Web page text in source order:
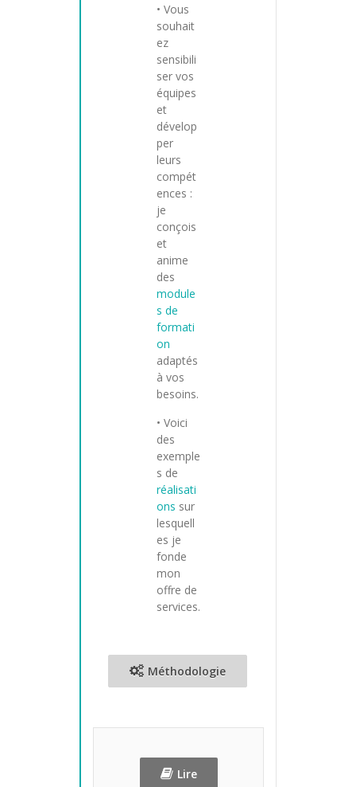
• Vous
souhait
ez
sensibili
ser vos
équipes
et
dévelop
per
leurs
compét
ences :
je
conçois
et
anime
des
module
s de
formati
on
adaptés
à vos
besoins.
• Voici
des
exemple
s de
réalisati
ons sur
lesquell
es je
fonde
mon
offre de
services.
Méthodologie
Lire